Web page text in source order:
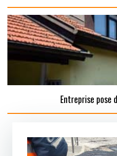
Entreprise pose